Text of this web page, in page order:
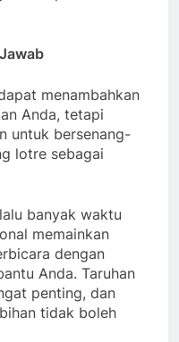
menambahkan
Anda, tetapi
untuk bersenang-
lotre sebagai
banyak waktu
memainkan
dengan
Anda. Taruhan
penting, dan
tidak boleh